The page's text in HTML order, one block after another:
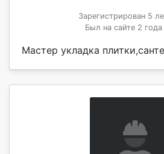
Зарегистрирован 5
Был на сайте 2 года
Мастер укладка